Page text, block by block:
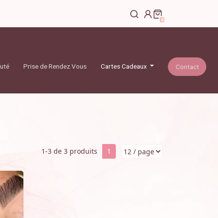
0articles dans votre
Prise de Rendez Vous Cartes Cadeaux Contact
1-3 de 3 produits 1